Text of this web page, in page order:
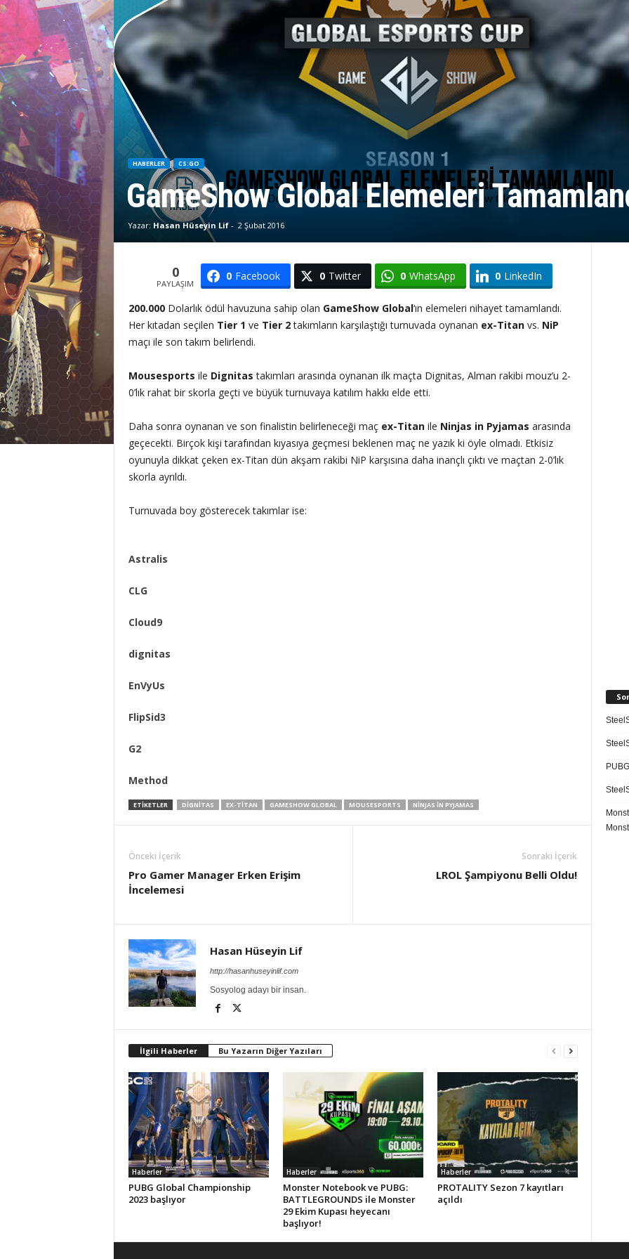
r
a
r
HABERLER CS:GO
GameShow Global Elemeleri
Yazar: Hasan Hüseyin Lif- 2 Şubat 2016
0
PAYLAŞIM
0 Facebook 0 Twitter 0 WhatsApp 0 LinkedIn
200.000Dolarlık ödül havuzuna sahip olan GameShow Global‘ın elemeleri nihayet tamamlandı.
Her kıtadan seçilen Tier 1 ve Tier 2takımların karşılaştığı turnuvada oynanan ex-Titanvs. NiP
maçı ile son takım belirlendi.
Mousesports ile Dignitas takımları arasında oynanan ilk maçta Dignitas, Alman rakibi mouz’u 2-
0’lık rahat bir skorla geçti ve büyük turnuvaya katılım hakkı elde etti.
Daha sonra oynanan ve son finalistin belirleneceği maç ex-Titanile Ninjas in Pyjamas arasında
geçecekti. Birçok kişi tarafından kıyasıya geçmesi beklenen maç ne yazık ki öyle olmadı. Etkisiz
oyunuyla dikkat çeken ex-Titan dün akşam rakibi NiP karşısına daha inançlı çıktı ve maçtan 2-0’lık
skorla ayrıldı.
Turnuvada boy gösterecek takımlar ise:
Astralis
CLG
Cloud9
dignitas
EnVyUs
FlipSid3
G2
Method
ETIKETLER DIGNITAS EX-TITAN GAMESHOW GLOBAL MOUSESPORTS NINJAS IN PYJAMAS
Önceki İçerik
Pro Gamer Manager Erken Erişim
İncelemesi
Sonraki İçerik
LROL Şampiyonu Belli Oldu!
Hasan Hüseyin Lif
http://hasanhuseyinlif.com
Sosyolog adayı bir insan.
İlgili Haberler Bu Yazarın Diğer Yazıları
Haberler
PUBG Global Championship
2023 başlıyor
Haberler
Monster Notebook ve PUBG:
BATTLEGROUNDS ile Monster
29 Ekim Kupası heyecanı
başlıyor!
Haberler
PROTALITY Sezon 7 kayıtları
açıldı